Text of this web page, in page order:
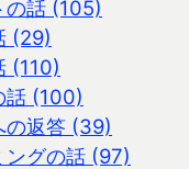
の話 (105)
(29)
(110)
話 (100)
の返答 (39)
ングの話 (97)